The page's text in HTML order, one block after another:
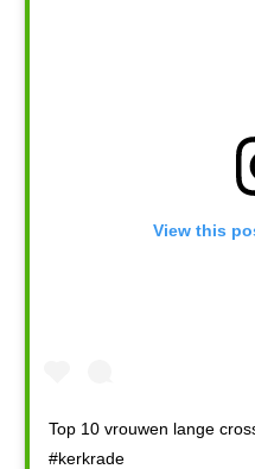
View this
Top 10 vrouwen lange
#kerkrade